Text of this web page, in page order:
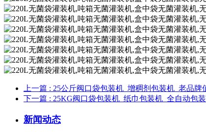
上一篇 : 25公斤阀口袋包装机_增稠剂包装机_老品牌
下一篇 : 25KG阀口袋包装机_纸巾包装机_全自动包
新闻动态